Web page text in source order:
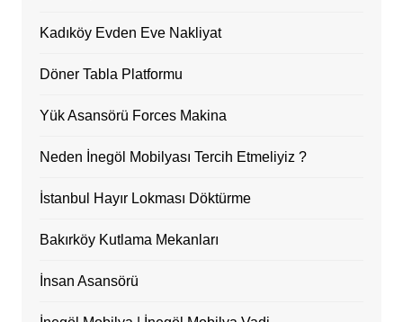
Kadıköy Evden Eve Nakliyat
Döner Tabla Platformu
Yük Asansörü Forces Makina
Neden İnegöl Mobilyası Tercih Etmeliyiz ?
İstanbul Hayır Lokması Döktürme
Bakırköy Kutlama Mekanları
İnsan Asansörü